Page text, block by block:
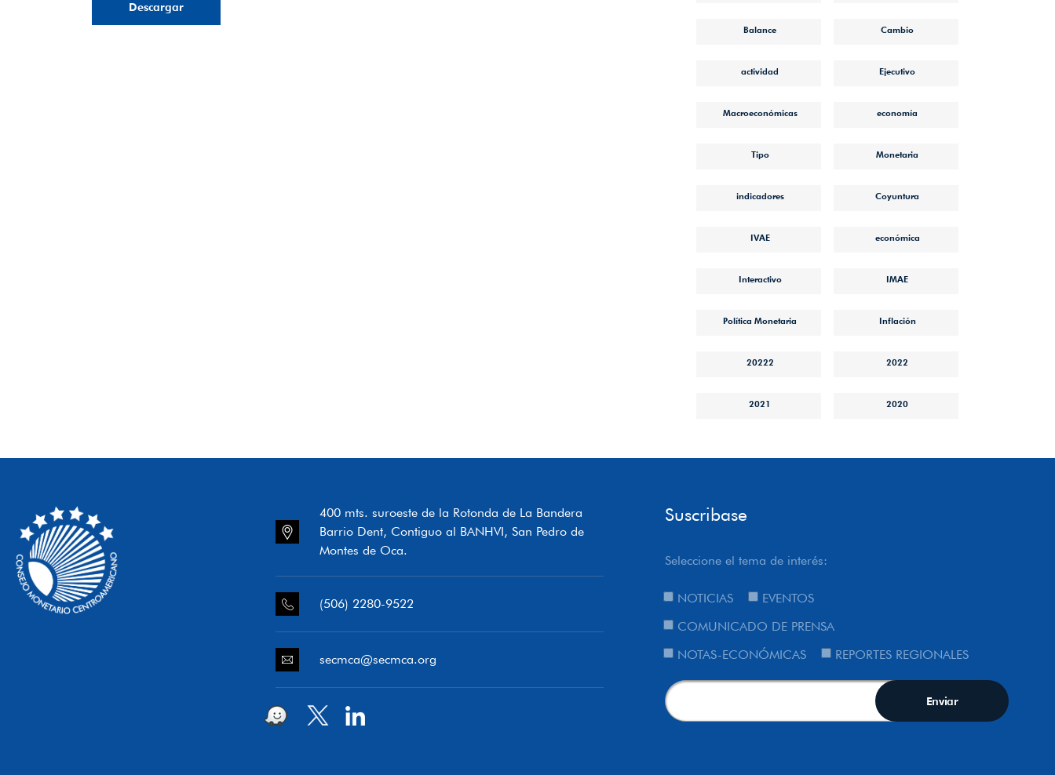
Descargar
Balance Cambio
actividad Ejecutivo
Macroeconómicas economía
Tipo Monetaria
indicadores Coyuntura
IVAE económica
Interactivo IMAE
Política Monetaria Inflación
20222 2022
2021 2020
400 mts. suroeste de la Rotonda de La Bandera
Barrio Dent, Contiguo al BANHVI, San Pedro de
Montes de Oca.
(506) 2280-9522
secmca@secmca.org
Suscribase
Seleccione el tema de interés:
NOTICIAS
EVENTOS
COMUNICADO DE PRENSA
NOTAS-ECONÓMICAS
REPORTES REGIONALES